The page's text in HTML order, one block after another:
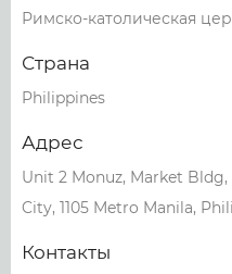
Римско-католическая
Страна
Philippines
Адрес
Unit 2 Monuz, Market
City, 1105 Metro Manila,
Контакты